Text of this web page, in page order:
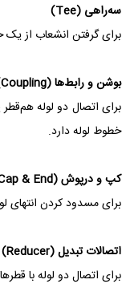
سه‌راهی (Tee)
برای گرفتن انشعاب از یک
بوشن و رابط‌ها (Coupling)
برای اتصال دو لوله
خطوط لوله دارد.
کپ و درپوش (Cap & End)
برای مسدود کردن انتهای
اتصالات تبدیل (Reducer)
برای اتصال دو لوله با